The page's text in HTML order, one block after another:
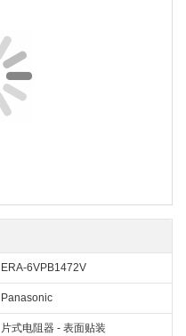
ERA-6VPB1472V
Panasonic
片式电阻器 - 表面贴装